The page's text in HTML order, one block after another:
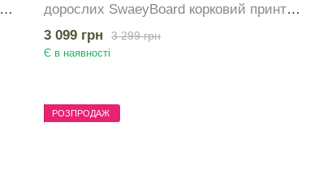
дорослих SwaeyBoard корковий принт
Animals з захистом пальців до 100 кг
3 299 грн
3 099 грн
Є в наявності
РОЗПРОДАЖ